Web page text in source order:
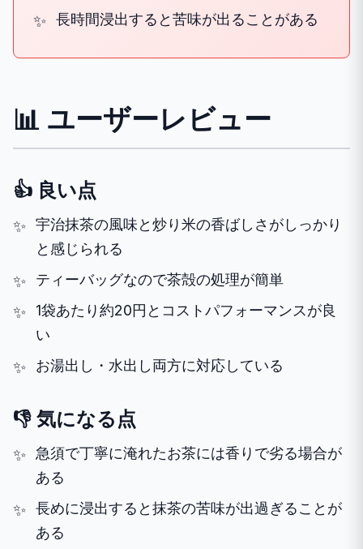
長時間浸出すると苦味が出ることがある
📊 ユーザーレビュー
👍 良い点
宇治抹茶の風味と炒り米の香ばしさがしっかり
と感じられる
ティーバッグなので茶殻の処理が簡単
1袋あたり約20円とコストパフォーマンスが良
い
お湯出し・水出し両方に対応している
👎 気になる点
急須で丁寧に淹れたお茶には香りで劣る場合が
ある
長めに浸出すると抹茶の苦味が出過ぎることが
ある